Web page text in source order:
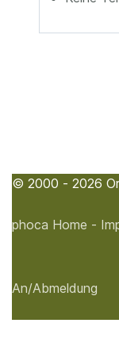
© 2000 - 2026
phoca Home -
An/Abmeldung